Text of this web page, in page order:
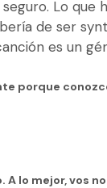
Lo que
de ser
es un
porque
lo mejor, vos